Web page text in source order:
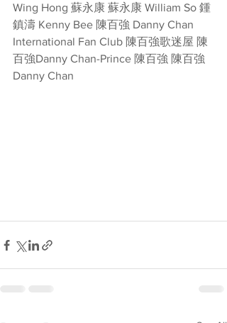
Wing Hong 蘇永康 蘇永康 William So 鍾
鎮濤 Kenny Bee 陳百強 Danny Chan
International Fan Club 陳百強歌迷屋 陳
百強Danny Chan-Prince 陳百強 陳百強
Danny Chan